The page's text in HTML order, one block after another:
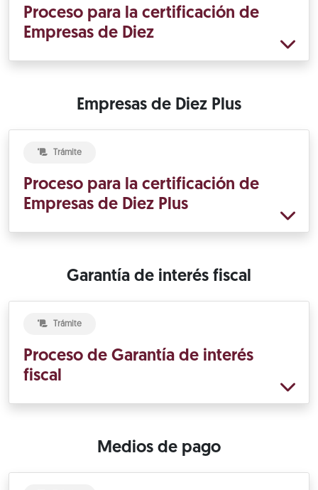
Proceso para la certificación de
Empresas de Diez
Empresas de Diez Plus
Trámite
Proceso para la certificación de
Empresas de Diez Plus
Garantía de interés fiscal
Trámite
Proceso de Garantía de interés
fiscal
Medios de pago